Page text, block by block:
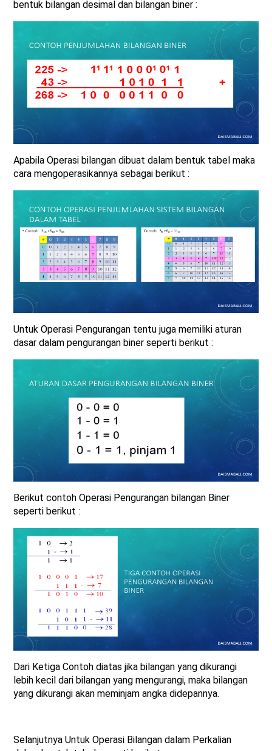
bentuk bilangan desimal dan bilangan biner :
Apabila Operasi bilangan dibuat dalam bentuk tabel maka
cara mengoperasikannya sebagai berikut :
Untuk Operasi Pengurangan tentu juga memiliki aturan
dasar dalam pengurangan biner seperti berikut :
Berikut contoh Operasi Pengurangan bilangan Biner
seperti berikut :
Dari Ketiga Contoh diatas jika bilangan yang dikurangi
lebih kecil dari bilangan yang mengurangi, maka bilangan
yang dikurangi akan meminjam angka didepannya.
Selanjutnya Untuk Operasi Bilangan dalam Perkalian